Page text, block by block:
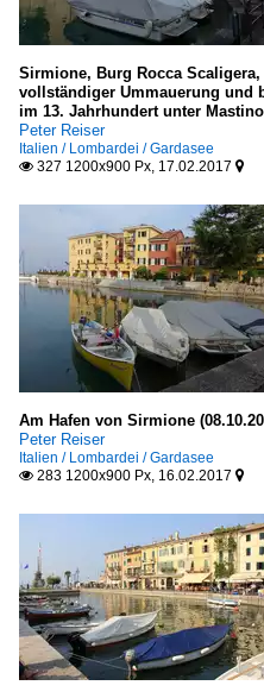
Sirmione, Burg Rocca
vollständiger Ummauerung und
im 13. Jahrhundert unter
Peter Reiser
Italien / Lombardei / Gardasee
 327 1200x900 Px, 17.02.2017 
Am Hafen von Sirmione
Peter Reiser
Italien / Lombardei / Gardasee
 283 1200x900 Px, 16.02.2017 